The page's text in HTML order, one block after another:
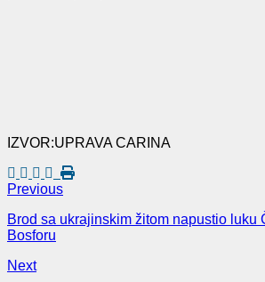
IZVOR:UPRAVA CARINA
Previous
Brod sa ukrajinskim žitom napustio luku
Bosforu
Next